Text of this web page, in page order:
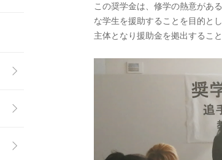
この奨学金は、修学の熱意があ
な学生を援助することを目的と
主体となり援助金を拠出するこ